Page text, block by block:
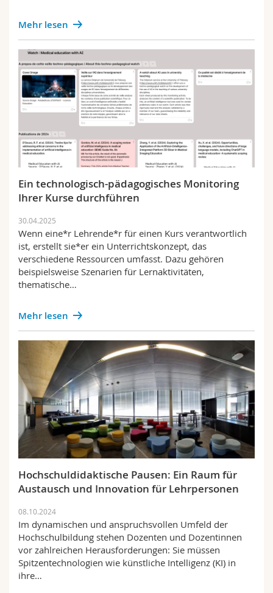
Mehr lesen
Ein technologisch-pädagogisches Monitoring
Ihrer Kurse durchführen
30.04.2025
Wenn eine*r Lehrende*r für einen Kurs verantwortlich
ist, erstellt sie*er ein Unterrichtskonzept, das
verschiedene Ressourcen umfasst. Dazu gehören
beispielsweise Szenarien für Lernaktivitäten,
thematische…
Mehr lesen
Hochschuldidaktische Pausen: Ein Raum für
Austausch und Innovation für Lehrpersonen
08.10.2024
Im dynamischen und anspruchsvollen Umfeld der
Hochschulbildung stehen Dozenten und Dozentinnen
vor zahlreichen Herausforderungen: Sie müssen
Spitzentechnologien wie künstliche Intelligenz (KI) in
ihre…